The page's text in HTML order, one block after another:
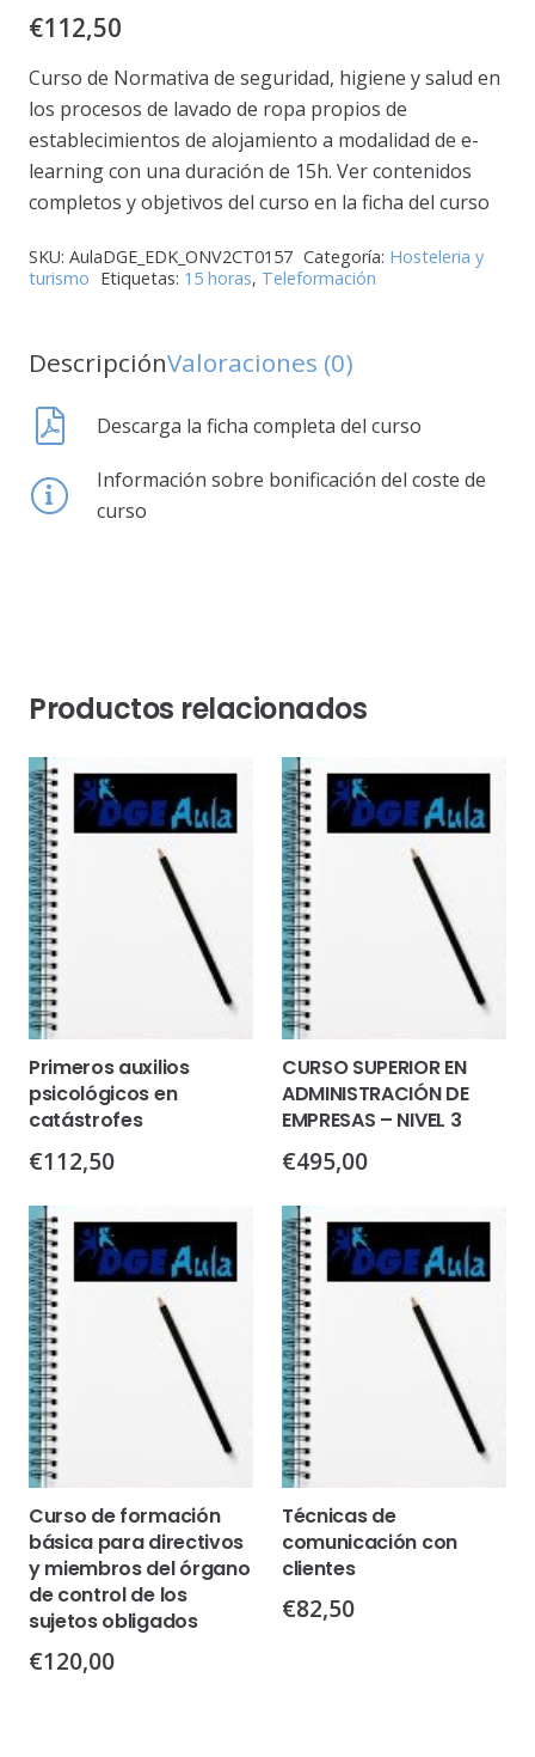
€112,50
Curso de Normativa de seguridad, higiene y salud en
los procesos de lavado de ropa propios de
establecimientos de alojamiento a modalidad de e-
learning con una duración de 15h. Ver contenidos
completos y objetivos del curso en la ficha del curso
SKU: AulaDGE_EDK_ONV2CT0157 Categoría: Hosteleria y
turismo Etiquetas: 15 horas, Teleformación
DescripciónValoraciones (0)
Descarga la ficha completa del curso
Información sobre bonificación del coste de
curso
Productos relacionados
Primeros auxilios
psicológicos en
catástrofes
€112,50
CURSO SUPERIOR EN
ADMINISTRACIÓN DE
EMPRESAS – NIVEL 3
€495,00
Curso de formación
básica para directivos
y miembros del órgano
de control de los
sujetos obligados
€120,00
Técnicas de
comunicación con
clientes
€82,50